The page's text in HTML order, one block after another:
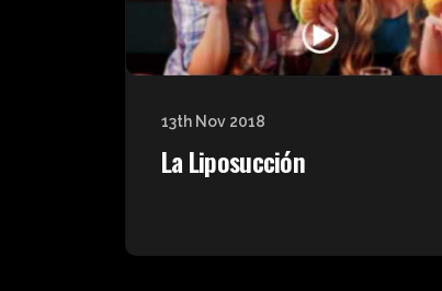
13th Nov 2018
La Liposucción